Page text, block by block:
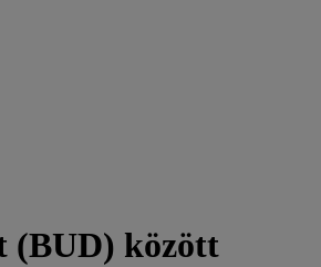
(BUD) között